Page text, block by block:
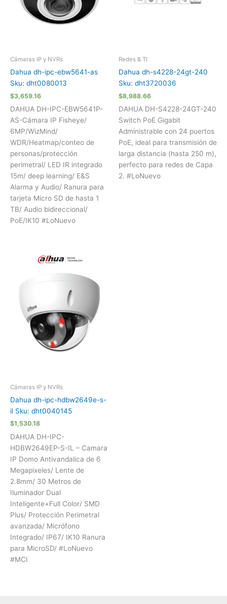
Cámaras IP y NVRs
Dahua dh-ipc-ebw5641-as
Sku: dht0080013
$3,659.16
DAHUA DH-IPC-EBW5641P-
AS-Cámara IP Fisheye/
6MP/WizMind/
WDR/Heatmap/conteo de
personas/protección
perimetral/ LED IR integrado
15m/ deep learning/ E&S
Alarma y Audio/ Ranura para
tarjeta Micro SD de hasta 1
TB/ Audio bidireccional/
PoE/IK10 #LoNuevo
Redes & TI
Dahua dh-s4228-24gt-240
Sku: dht3720036
$8,988.66
DAHUA DH-S4228-24GT-240
Switch PoE Gigabit
Administrable con 24 puertos
PoE, ideal para transmisión de
larga distancia (hasta 250 m),
perfecto para redes de Capa
2. #LoNuevo
Cámaras IP y NVRs
Dahua dh-ipc-hdbw2649e-s-
il Sku: dht0040145
$1,530.18
DAHUA DH-IPC-
HDBW2649EP-S-IL – Camara
IP Domo Antivandalica de 6
Megapixeles/ Lente de
2.8mm/ 30 Metros de
Iluminador Dual
Inteligente+Full Color/ SMD
Plus/ Protección Perimetral
avanzada/ Micrófono
Integrado/ IP67/ IK10 Ranura
para MicroSD/ #LoNuevo
#MCI